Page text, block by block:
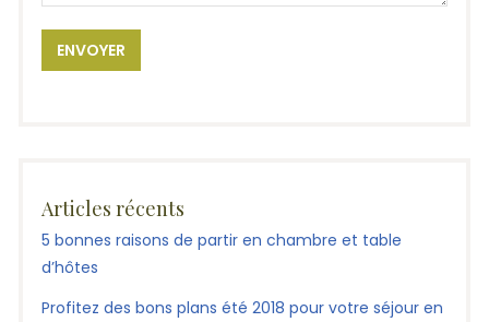
Articles récents
5 bonnes raisons de partir en chambre et table
d’hôtes
Profitez des bons plans été 2018 pour votre séjour en